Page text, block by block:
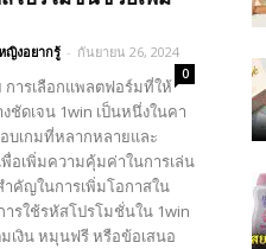
ญิงอยากรู้ - กันยายน 26, 2024
0
การเลือกแพลตฟอร์มที่ให้
ชัดเจน 1win เป็นหนึ่งในคา
บเกมที่หลากหลายและ
อเพิ่มความคุ้มค่าในการเล่น
คัญในการเพิ่มโอกาสใน
ารใช้รหัสโปรโมชั่นใน 1win
เงิน หมุนฟรี หรือข้อเสนอ